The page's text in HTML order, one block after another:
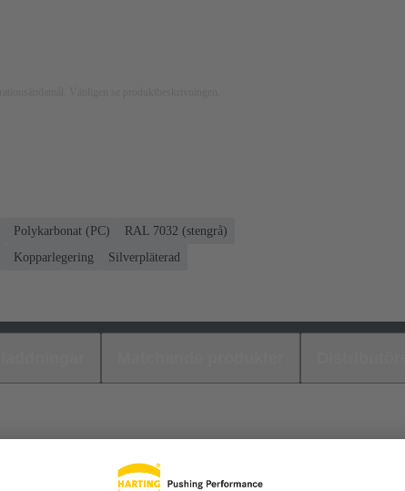
Polykarbonat (PC)
RAL 7032 (stengrå)
Kopparlegering Silverpläterad